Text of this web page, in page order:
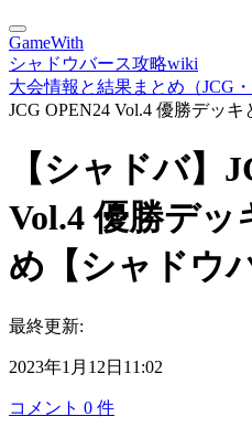
GameWith
シャドウバース攻略wiki
大会情報と結果まとめ（JCG
JCG OPEN24 Vol.4 優勝デッ
【シャドバ】
Vol.4 優勝デッ
め【シャドウ
最終更新:
2023年1月12日11:02
コメント 0 件